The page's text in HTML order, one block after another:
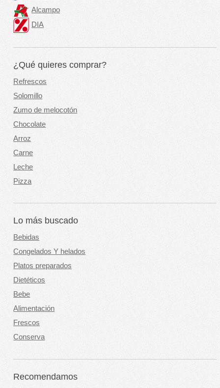
Alcampo
DIA
¿Qué quieres comprar?
Refrescos
Solomillo
Zumo de melocotón
Chocolate
Arroz
Carne
Leche
Pizza
Lo más buscado
Bebidas
Congelados Y helados
Platos preparados
Dietéticos
Bebe
Alimentación
Frescos
Conserva
Recomendamos